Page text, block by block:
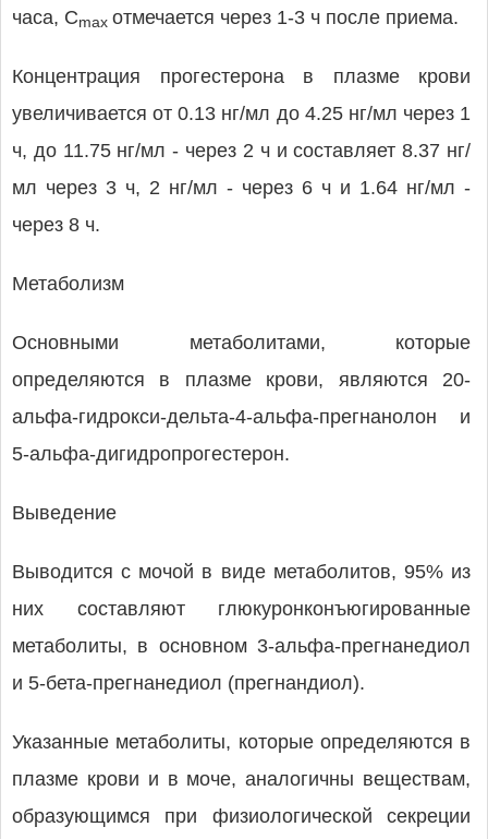
часа, Cmax отмечается через 1-3 ч после приема.
Концентрация прогестерона в плазме крови
увеличивается от 0.13 нг/мл до 4.25 нг/мл через 1
ч, до 11.75 нг/мл - через 2 ч и составляет 8.37 нг/
мл через 3 ч, 2 нг/мл - через 6 ч и 1.64 нг/мл -
через 8 ч.
Метаболизм
Основными метаболитами, которые
определяются в плазме крови, являются 20-
альфа-гидрокси-дельта-4-альфа-прегнанолон и
5-альфа-дигидропрогестерон.
Выведение
Выводится с мочой в виде метаболитов, 95% из
них составляют глюкуронконъюгированные
метаболиты, в основном 3-альфа-прегнанедиол
и 5-бета-прегнанедиол (прегнандиол).
Указанные метаболиты, которые определяются в
плазме крови и в моче, аналогичны веществам,
образующимся при физиологической секреции